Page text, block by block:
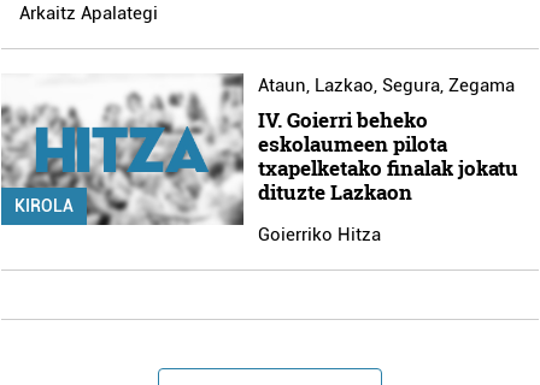
Arkaitz Apalategi
KIROLA
Ataun, Lazkao, Segura, Zegama
IV. Goierri beheko
eskolaumeen pilota
txapelketako finalak jokatu
dituzte Lazkaon
Goierriko Hitza